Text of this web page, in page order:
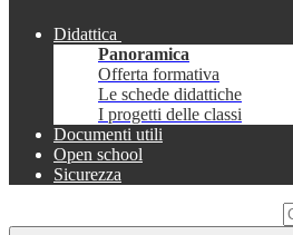
Didattica
Panoramica
Offerta formativa
Le schede didattiche
I progetti delle classi
Documenti utili
Open school
Sicurezza